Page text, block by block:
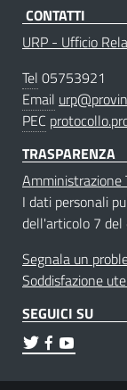
CONTATTI
URP - Ufficio
Tel 05753921
Email
PEC
TRASPARENZA
Amministrazione
I dati personali
dell'articolo 7
Segnala un
Soddisfazione
SEGUICI SU